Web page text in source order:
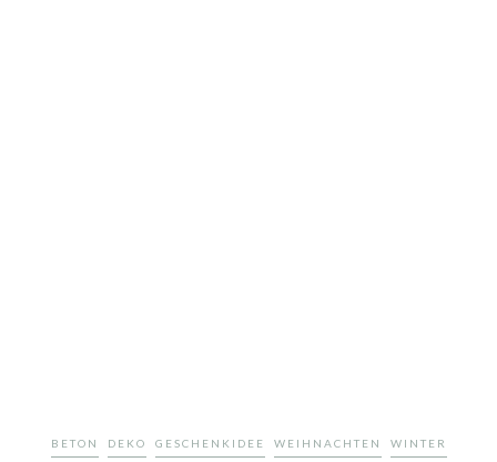
BETON DEKO GESCHENKIDEE WEIHNACHTEN WINTER